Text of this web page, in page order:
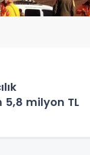
milyon TL